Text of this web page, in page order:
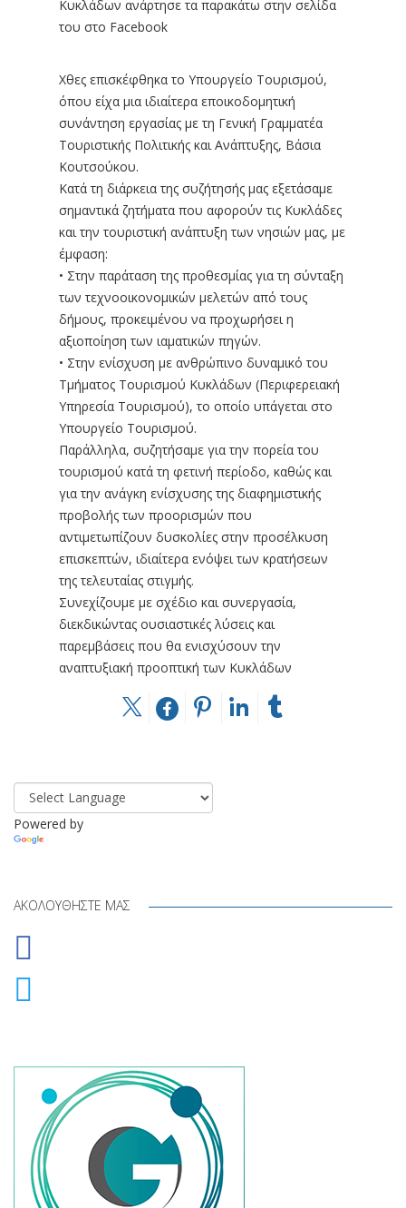
Κυκλάδων ανάρτησε τα παρακάτω στην σελίδα
του στο Facebook
Χθες επισκέφθηκα το Υπουργείο Τουρισμού,
όπου είχα μια ιδιαίτερα εποικοδομητική
συνάντηση εργασίας με τη Γενική Γραμματέα
Τουριστικής Πολιτικής και Ανάπτυξης, Βάσια
Κουτσούκου.
Κατά τη διάρκεια της συζήτησής μας εξετάσαμε
σημαντικά ζητήματα που αφορούν τις Κυκλάδες
και την τουριστική ανάπτυξη των νησιών μας, με
έμφαση:
• Στην παράταση της προθεσμίας για τη σύνταξη
των τεχνοοικονομικών μελετών από τους
δήμους, προκειμένου να προχωρήσει η
αξιοποίηση των ιαματικών πηγών.
• Στην ενίσχυση με ανθρώπινο δυναμικό του
Τμήματος Τουρισμού Κυκλάδων (Περιφερειακή
Υπηρεσία Τουρισμού), το οποίο υπάγεται στο
Υπουργείο Τουρισμού.
Παράλληλα, συζητήσαμε για την πορεία του
τουρισμού κατά τη φετινή περίοδο, καθώς και
για την ανάγκη ενίσχυσης της διαφημιστικής
προβολής των προορισμών που
αντιμετωπίζουν δυσκολίες στην προσέλκυση
επισκεπτών, ιδιαίτερα ενόψει των κρατήσεων
της τελευταίας στιγμής.
Συνεχίζουμε με σχέδιο και συνεργασία,
διεκδικώντας ουσιαστικές λύσεις και
παρεμβάσεις που θα ενισχύσουν την
αναπτυξιακή προοπτική των Κυκλάδων
Powered by
ΑΚΟΛΟΥΘΉΣΤΕ ΜΑΣ